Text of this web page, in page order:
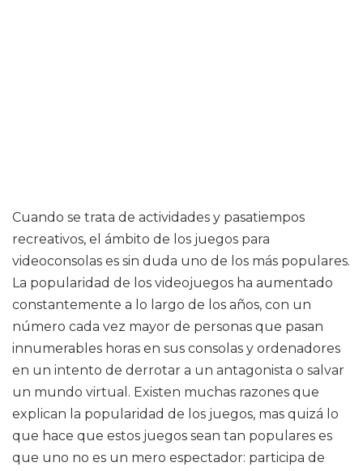
Cuando se trata de actividades y pasatiempos
recreativos, el ámbito de los juegos para
videoconsolas es sin duda uno de los más populares.
La popularidad de los videojuegos ha aumentado
constantemente a lo largo de los años, con un
número cada vez mayor de personas que pasan
innumerables horas en sus consolas y ordenadores
en un intento de derrotar a un antagonista o salvar
un mundo virtual. Existen muchas razones que
explican la popularidad de los juegos, mas quizá lo
que hace que estos juegos sean tan populares es
que uno no es un mero espectador: participa de